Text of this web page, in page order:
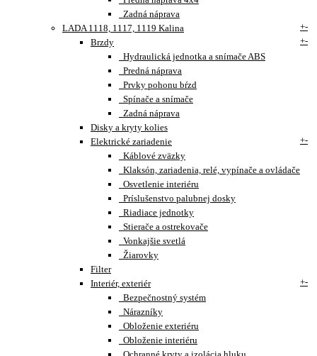
Zadná náprava
LADA 1118, 1117, 1119 Kalina
+-
Brzdy
+-
Hydraulická jednotka a snímače ABS
Predná náprava
Prvky pohonu bŕzd
Spínače a snímače
Zadná náprava
Disky a kryty kolies
Elektrické zariadenie
+-
Káblové zväzky
Klaksón, zariadenia, relé, vypínače a ovládače
Osvetlenie interiéru
Príslušenstvo palubnej dosky
Riadiace jednotky
Stierače a ostrekovače
Vonkajšie svetlá
Žiarovky
Filter
Interiér, exteriér
+-
Bezpečnostný systém
Nárazníky
Obloženie exteriéru
Obloženie interiéru